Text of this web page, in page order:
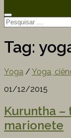
Tag:
Yoga / Yoga,
01/12/2015
Kuruntha
marionete